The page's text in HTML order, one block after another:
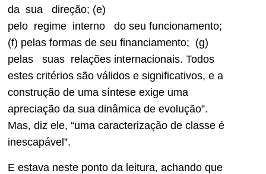
da sua direção; (e)
pelo regime interno do seu funcionamento;
(f) pelas formas de seu financiamento; (g)
pelas suas relações internacionais. Todos
estes critérios são válidos e significativos, e a
construção de uma síntese exige uma
apreciação da sua dinâmica de evolução”.
Mas, diz ele, “uma caracterização de classe é
inescapável”.
E estava neste ponto da leitura, achando que